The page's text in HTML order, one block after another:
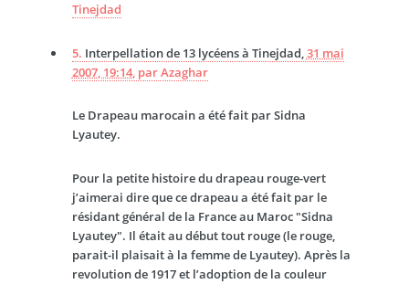
Tinejdad
5. Interpellation de 13 lycéens à Tinejdad,31 mai
2007, 19:14, parAzaghar
Le Drapeau marocain a été fait par Sidna
Lyautey.
Pour la petite histoire du drapeau rouge-vert
j’aimerai dire que ce drapeau a été fait par le
résidant général de la France au Maroc "Sidna
Lyautey". Il était au début tout rouge (le rouge,
parait-il plaisait à la femme de Lyautey). Après la
revolution de 1917 et l’adoption de la couleur